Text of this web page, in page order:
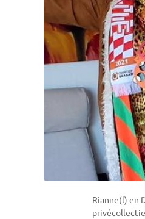
Rianne(l) en